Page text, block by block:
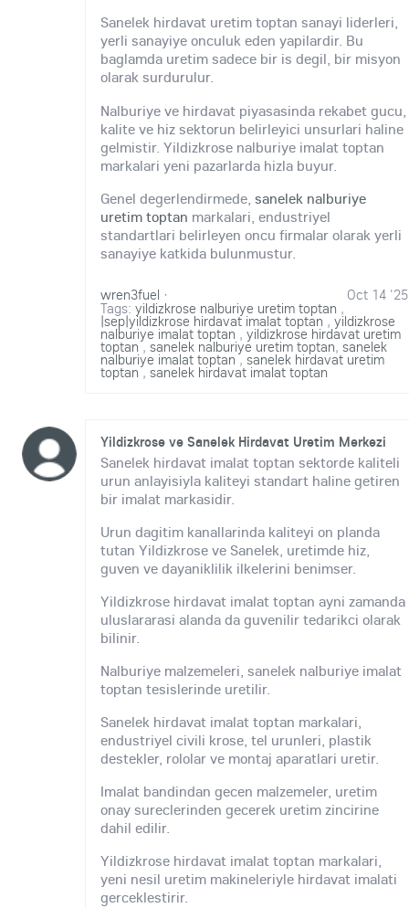
Sanelek hirdavat uretim toptan sanayi liderleri,
yerli sanayiye onculuk eden yapilardir. Bu
baglamda uretim sadece bir is degil, bir misyon
olarak surdurulur.
Nalburiye ve hirdavat piyasasinda rekabet gucu,
kalite ve hiz sektorun belirleyici unsurlari haline
gelmistir. Yildizkrose nalburiye imalat toptan
markalari yeni pazarlarda hizla buyur.
Genel degerlendirmede, sanelek nalburiye
uretim toptan markalari, endustriyel
standartlari belirleyen oncu firmalar olarak yerli
sanayiye katkida bulunmustur.
wren3fuel Oct 14 '25
·
Tags: yildizkrose nalburiye uretim toptan ,
|sep|yildizkrose hirdavat imalat toptan , yildizkrose
nalburiye imalat toptan , yildizkrose hirdavat uretim
toptan, sanelek nalburiye uretim toptan, sanelek
nalburiye imalat toptan, sanelek hirdavat uretim
toptan, sanelek hirdavat imalat toptan
Yildizkrose ve Sanelek Hirdavat Uretim Merkezi
Sanelek hirdavat imalat toptan sektorde kaliteli
urun anlayisiyla kaliteyi standart haline getiren
bir imalat markasidir.
Urun dagitim kanallarinda kaliteyi on planda
tutan Yildizkrose ve Sanelek, uretimde hiz,
guven ve dayaniklilik ilkelerini benimser.
Yildizkrose hirdavat imalat toptan ayni zamanda
uluslararasi alanda da guvenilir tedarikci olarak
bilinir.
Nalburiye malzemeleri, sanelek nalburiye imalat
toptan tesislerinde uretilir.
Sanelek hirdavat imalat toptan markalari,
endustriyel civili krose, tel urunleri, plastik
destekler, rololar ve montaj aparatlari uretir.
Imalat bandindan gecen malzemeler, uretim
onay sureclerinden gecerek uretim zincirine
dahil edilir.
Yildizkrose hirdavat imalat toptan markalari,
yeni nesil uretim makineleriyle hirdavat imalati
gerceklestirir.